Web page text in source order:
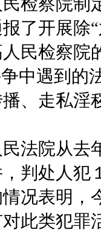
了开展除
民检察院
中遇到的
、走私淫
法院从去
判处人犯
况表明，
此类犯罪